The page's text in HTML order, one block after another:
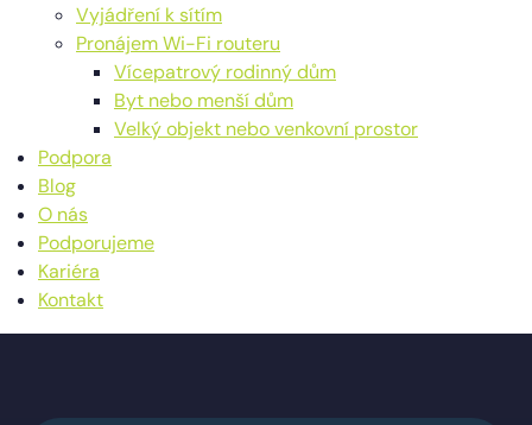
Vyjádření k sítím
Pronájem Wi-Fi routeru
Vícepatrový rodinný dům
Byt nebo menší dům
Velký objekt nebo venkovní prostor
Podpora
Blog
O nás
Podporujeme
Kariéra
Kontakt